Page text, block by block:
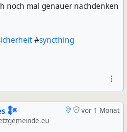
noch mal genauer nachdenken
#syncthing
vor 1 Monat
𒀯